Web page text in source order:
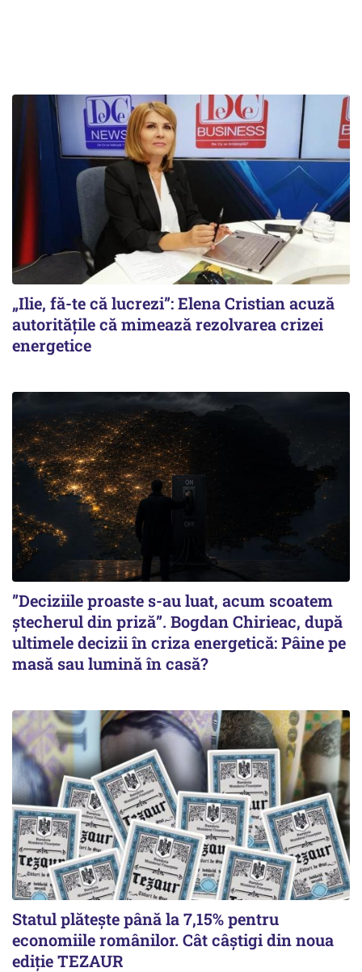
„Ilie, fă-te că lucrezi”: Elena Cristian acuză
autoritățile că mimează rezolvarea crizei
energetice
”Deciziile proaste s-au luat, acum scoatem
ștecherul din priză”. Bogdan Chirieac, după
ultimele decizii în criza energetică: Pâine pe
masă sau lumină în casă?
Statul plătește până la 7,15% pentru
economiile românilor. Cât câștigi din noua
ediție TEZAUR